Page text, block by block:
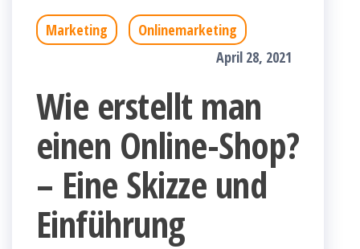
Marketing
Onlinemarketing
April 28, 2021
Wie erstellt man
einen Online-Shop?
– Eine Skizze und
Einführung